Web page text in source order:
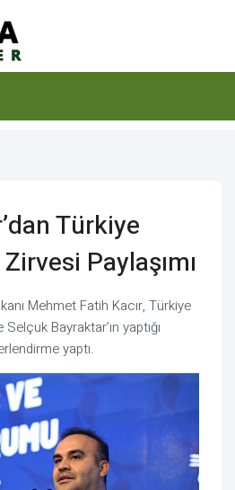
Türkiye
Paylaşımı
Mehmet Fatih Kacır, Türkiye
Bayraktar’ın yaptığı
yaptı.